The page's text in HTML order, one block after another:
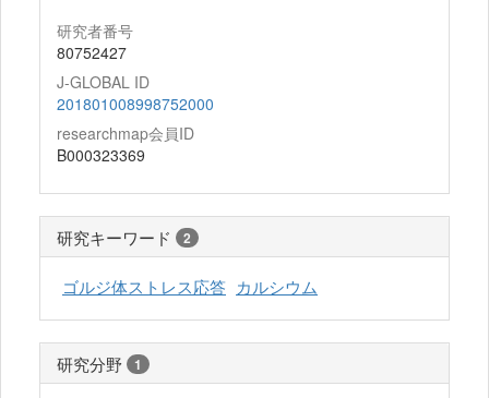
研究者番号
80752427
J-GLOBAL ID
201801008998752000
researchmap会員ID
B000323369
研究キーワード 2
ゴルジ体ストレス応答 カルシウム
研究分野 1